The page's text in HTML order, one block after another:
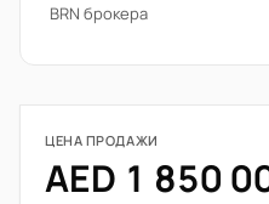
BRN брокера
ЦЕНА ПРОДАЖИ
AED 1 850